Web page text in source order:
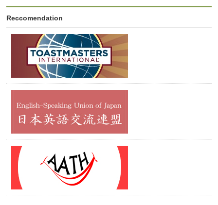
Reccomendation